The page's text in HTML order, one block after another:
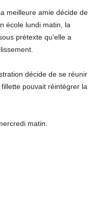
meilleure amie décide de
école lundi matin, la
prétexte qu’elle a
décide de se réunir
pouvait réintégrer la
matin.